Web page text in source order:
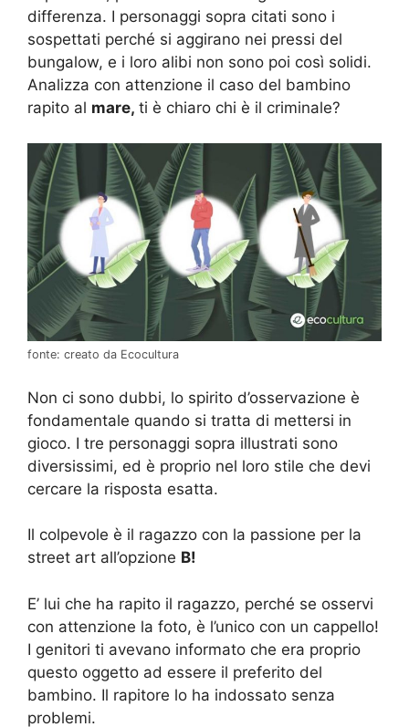
differenza. I personaggi sopra citati sono i
sospettati perché si aggirano nei pressi del
bungalow, e i loro alibi non sono poi così solidi.
Analizza con attenzione il caso del bambino
rapito al mare, ti è chiaro chi è il criminale?
fonte: creato da Ecocultura
Non ci sono dubbi, lo spirito d’osservazione è
fondamentale quando si tratta di mettersi in
gioco. I tre personaggi sopra illustrati sono
diversissimi, ed è proprio nel loro stile che devi
cercare la risposta esatta.
Il colpevole è il ragazzo con la passione per la
street art all’opzione B!
E’ lui che ha rapito il ragazzo, perché se osservi
con attenzione la foto, è l’unico con un cappello!
I genitori ti avevano informato che era proprio
questo oggetto ad essere il preferito del
bambino. Il rapitore lo ha indossato senza
problemi.